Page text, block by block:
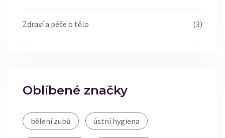
Zdraví a péče o tělo (3)
Oblíbené značky
bělení zubů ústní hygiena